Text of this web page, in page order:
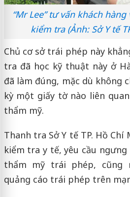
“Mr Lee” tư vấn khách
kiểm tra (Ảnh: Sở Y tế
Chủ cơ sở trái phép này
tra đã học kỹ thuật này ở
đã làm đúng, mặc dù không
kỳ một giấy tờ nào liên
thẩm mỹ.
Thanh tra Sở Y tế TP. Hồ
kiểm tra y tế, yêu cầu ngưng
thẩm mỹ trái phép, cũng
quảng cáo trái phép trên